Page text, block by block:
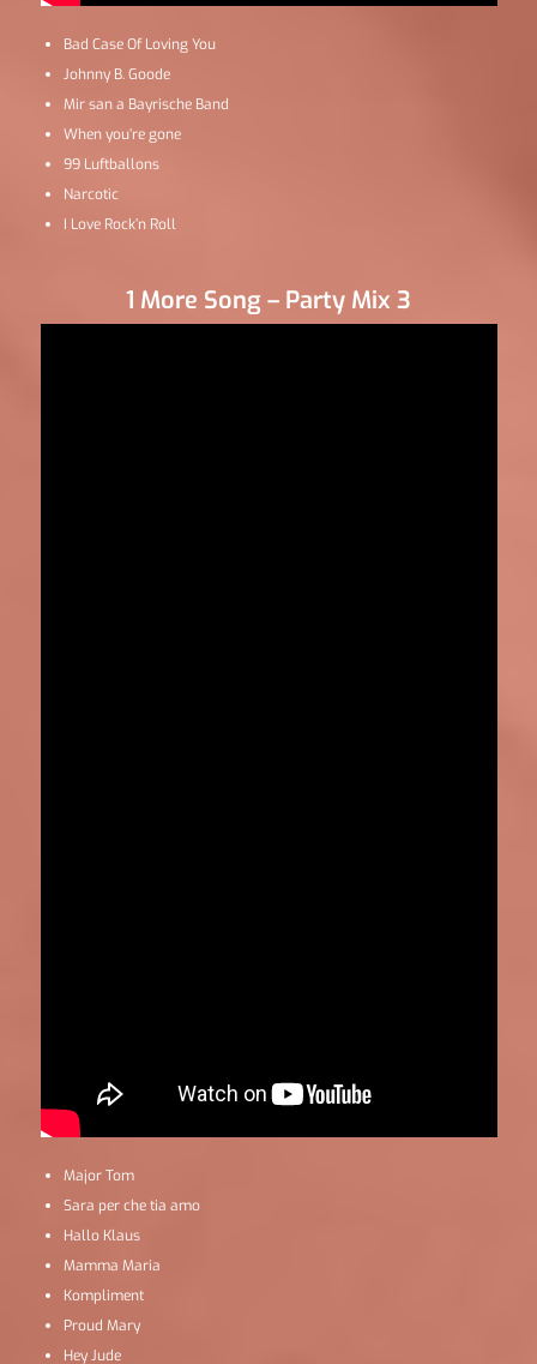
Bad Case Of Loving You
Johnny B. Goode
Mir san a Bayrische Band
When you’re gone
99 Luftballons
Narcotic
I Love Rock’n Roll
1 More Song – Party Mix 3
Major Tom
Sara per che tia amo
Hallo Klaus
Mamma Maria
Kompliment
Proud Mary
Hey Jude